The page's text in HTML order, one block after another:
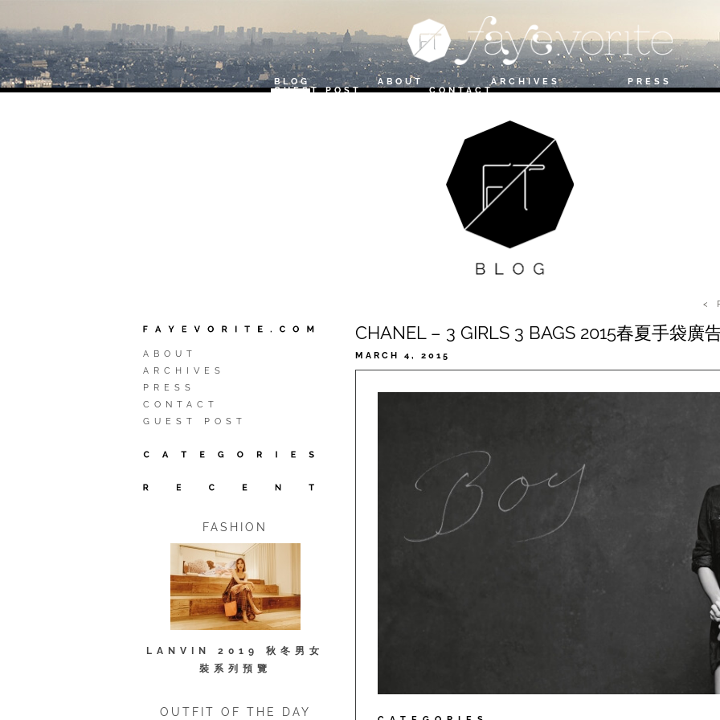
BLOG ABOUT ARCHIVES
PRESS
GUEST POST
CONTACT
ABOUT
ARCHIVES
PRESS
CONTACT
GUEST POST
FASHION
LANVIN 2019 秋冬男女
裝系列預覽
OUTFIT OF THE DAY
<
CHANEL – 3 GIRLS 3 BAGS 2015春夏手袋廣
MARCH 4, 2015